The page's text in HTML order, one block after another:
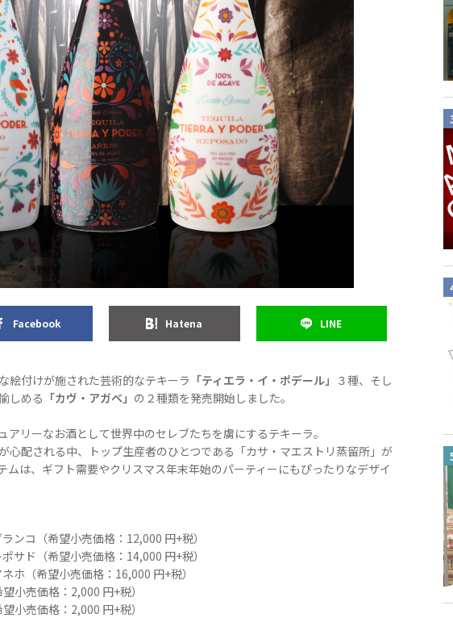
Facebook Hatena LINE
絵付けが施された芸術的なテキーラ 「ティエラ・イ・ポデール」 ３種、そし
しめる 「カヴ・アガベ」 の２種類を発売開始しました。
リーなお酒として世界中のセレブたちを虜にするテキーラ。
心配される中、トップ生産者のひとつである「カサ・マエストリ蒸留所」が
ムは、ギフト需要やクリスマス年末年始のパーティーにもぴったりなデザイ
ンコ（希望小売価格：12,000 円+税）
サド（希望小売価格：14,000 円+税）
ホ（希望小売価格：16,000 円+税）
小売価格：2,000 円+税）
小売価格：2,000 円+税）